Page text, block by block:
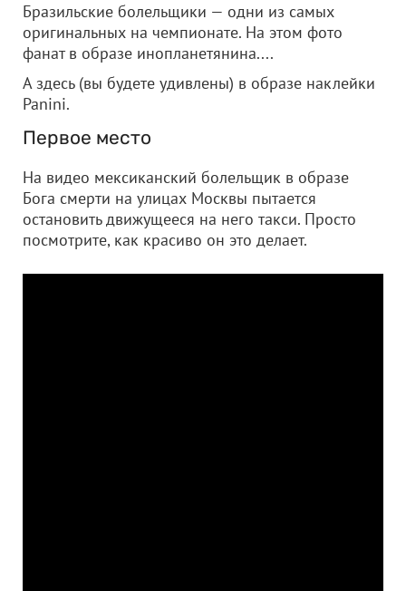
Бразильские болельщики — одни из самых
оригинальных на чемпионате. На этом фото
фанат в образе инопланетянина....
А здесь (вы будете удивлены) в образе наклейки
Panini.
Первое место
На видео мексиканский болельщик в образе
Бога смерти на улицах Москвы пытается
остановить движущееся на него такси. Просто
посмотрите, как красиво он это делает.